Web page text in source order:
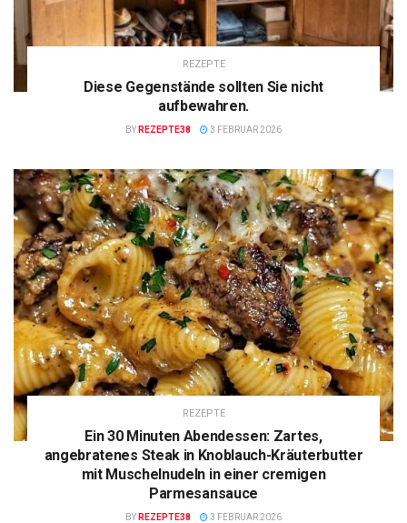
REZEPTE
Diese Gegenstände sollten Sie nicht
aufbewahren.
BY REZEPTE38 3 FEBRUAR 2026
REZEPTE
Ein 30 Minuten Abendessen: Zartes,
angebratenes Steak in Knoblauch-Kräuterbutter
mit Muschelnudeln in einer cremigen
Parmesansauce
BY REZEPTE38 3 FEBRUAR 2026